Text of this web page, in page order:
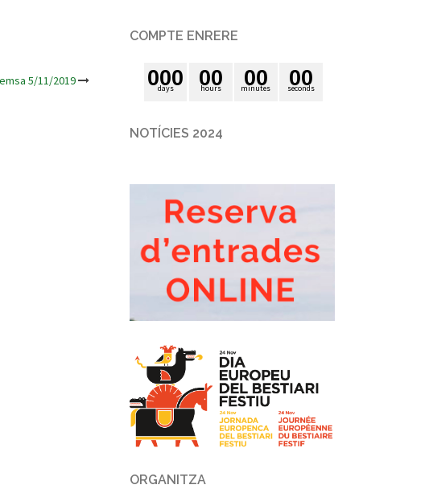
5/11/2019
COMPTE ENRERE
days
000 hours
00 minutes
00 seconds
00
NOTÍCIES 2024
ORGANITZA